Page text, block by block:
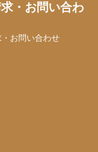
・お問い合わ
・お問い合わせ